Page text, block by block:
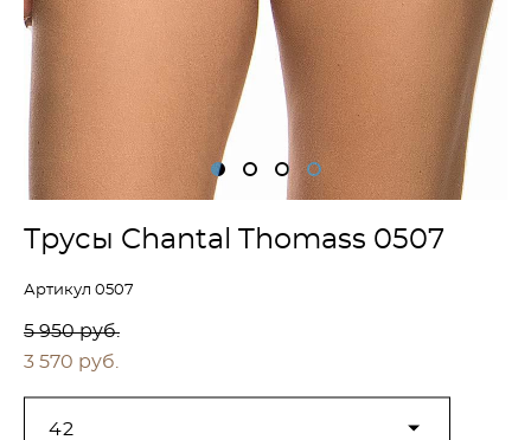
Трусы Chantal Thomass 0507
Артикул 0507
5 950 pуб.
3 570 pуб.
42